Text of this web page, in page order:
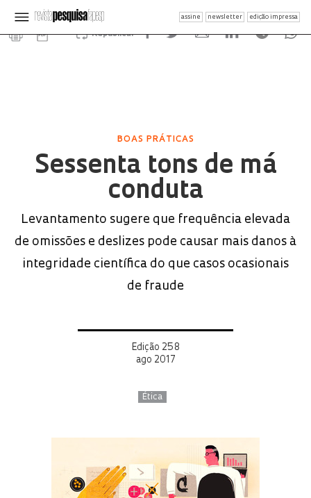
assine newsletter edição impressa
Republicar
BOAS PRÁTICAS
Sessenta tons de má
conduta
Levantamento sugere que frequência elevada
de omissões e deslizes pode causar mais danos à
integridade científica do que casos ocasionais
de fraude
Edição 258
ago 2017
Ética